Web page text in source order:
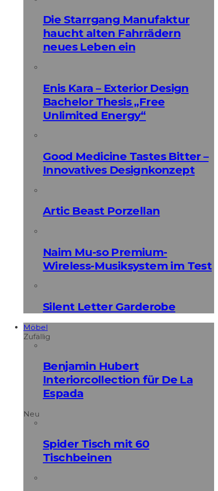
Die Starrgang Manufaktur
haucht alten Fahrrädern
neues Leben ein
Enis Kara – Exterior Design
Bachelor Thesis „Free
Unlimited Energy“
Good Medicine Tastes Bitter –
Innovatives Designkonzept
Artic Beast Porzellan
Naim Mu-so Premium-
Wireless-Musiksystem im Test
Silent Letter Garderobe
Möbel
Zufällig
Benjamin Hubert
Interiorcollection für De La
Espada
Neu
Spider Tisch mit 60
Tischbeinen